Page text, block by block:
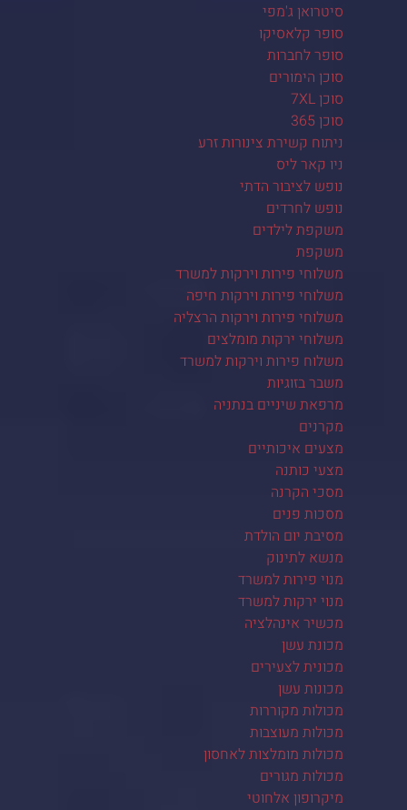
סיטרואן ג'מפי
סופר קלאסיקו
סופר לחברות
סוכן הימורים
סוכן 7XL
סוכן 365
ניתוח קשירת צינורות זרע
ניו קאר ליס
נופש לציבור הדתי
נופש לחרדים
משקפת לילדים
משקפת
משלוחי פירות וירקות למשרד
משלוחי פירות וירקות חיפה
משלוחי פירות וירקות הרצליה
משלוחי ירקות מומלצים
משלוח פירות וירקות למשרד
משבר בזוגיות
מרפאת שיניים בנתניה
מקרנים
מצעים איכותיים
מצעי כותנה
מסכי הקרנה
מסכות פנים
מסיבת יום הולדת
מנשא לתינוק
מנוי פירות למשרד
מנוי ירקות למשרד
מכשיר אינהלציה
מכונת עשן
מכונית לצעירים
מכונות עשן
מכולות מקוררות
מכולות מעוצבות
מכולות מומלצות לאחסון
מכולות מגורים
מיקרופון אלחוטי